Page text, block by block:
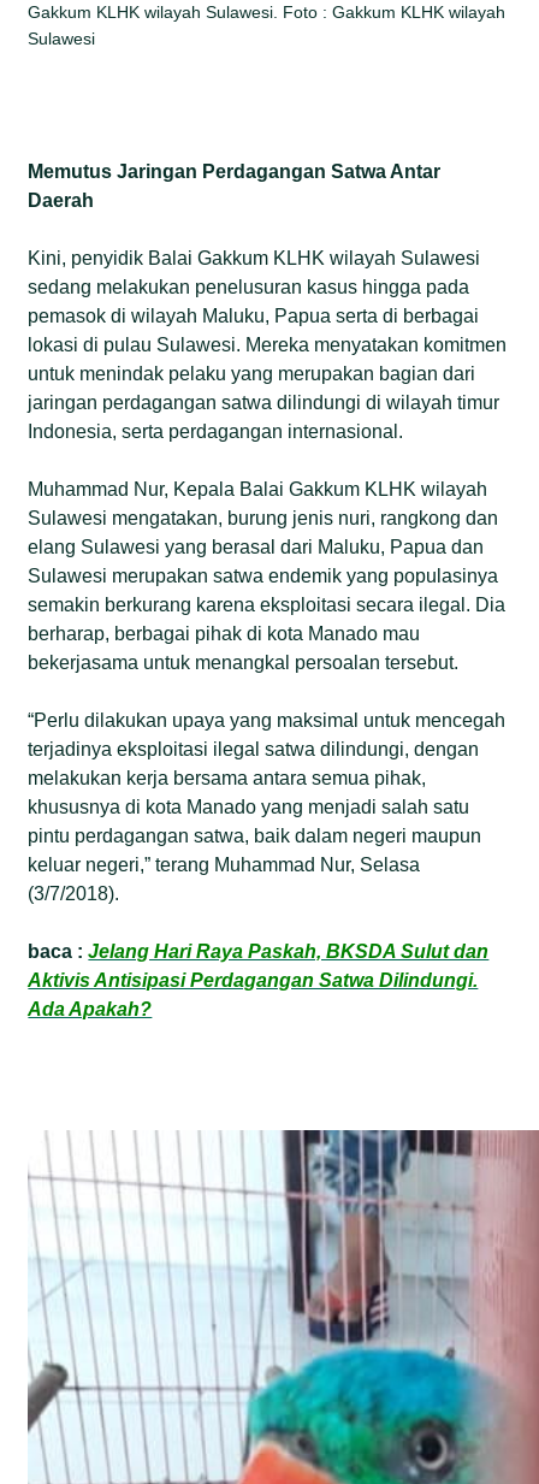
Gakkum KLHK wilayah Sulawesi. Foto : Gakkum KLHK wilayah
Sulawesi
Memutus Jaringan Perdagangan Satwa Antar
Daerah
Kini, penyidik Balai Gakkum KLHK wilayah Sulawesi
sedang melakukan penelusuran kasus hingga pada
pemasok di wilayah Maluku, Papua serta di berbagai
lokasi di pulau Sulawesi. Mereka menyatakan komitmen
untuk menindak pelaku yang merupakan bagian dari
jaringan perdagangan satwa dilindungi di wilayah timur
Indonesia, serta perdagangan internasional.
Muhammad Nur, Kepala Balai Gakkum KLHK wilayah
Sulawesi mengatakan, burung jenis nuri, rangkong dan
elang Sulawesi yang berasal dari Maluku, Papua dan
Sulawesi merupakan satwa endemik yang populasinya
semakin berkurang karena eksploitasi secara ilegal. Dia
berharap, berbagai pihak di kota Manado mau
bekerjasama untuk menangkal persoalan tersebut.
“Perlu dilakukan upaya yang maksimal untuk mencegah
terjadinya eksploitasi ilegal satwa dilindungi, dengan
melakukan kerja bersama antara semua pihak,
khususnya di kota Manado yang menjadi salah satu
pintu perdagangan satwa, baik dalam negeri maupun
keluar negeri,” terang Muhammad Nur, Selasa
(3/7/2018).
baca :Jelang Hari Raya Paskah, BKSDA Sulut dan
Aktivis Antisipasi Perdagangan Satwa Dilindungi.
Ada Apakah?